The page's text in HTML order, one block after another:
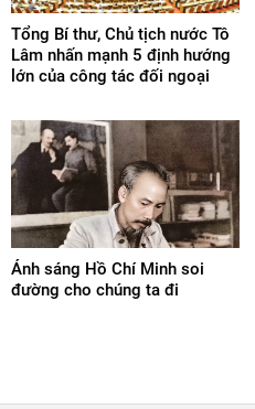
Tổng Bí thư, Chủ tịch nước Tô
Lâm nhấn mạnh 5 định hướng
lớn của công tác đối ngoại
Ánh sáng Hồ Chí Minh soi
đường cho chúng ta đi